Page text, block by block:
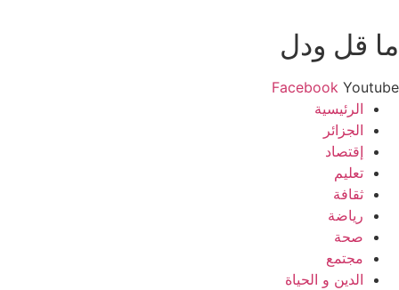
ما قل ودل
Facebook Youtube
الرئيسية
الجزائر
إقتصاد
تعليم
ثقافة
رياضة
صحة
مجتمع
الدين و الحياة